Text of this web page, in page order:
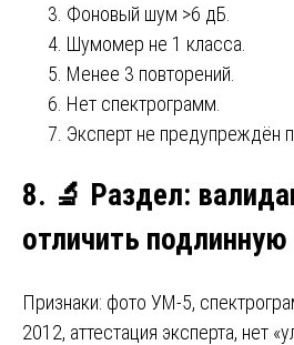
Фоновый шум >6 дБ.
Шумомер не 1 класса.
Менее 3 повторений.
Нет спектрограмм.
Эксперт не предупреждён
8. 🔬 Раздел:
отличить подлинную
Признаки: фото УМ-5,
2012, аттестация эксперта, нет